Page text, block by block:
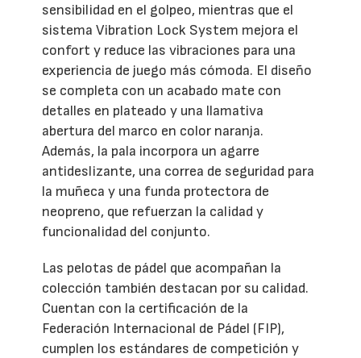
sensibilidad en el golpeo, mientras que el
sistema Vibration Lock System mejora el
confort y reduce las vibraciones para una
experiencia de juego más cómoda. El diseño
se completa con un acabado mate con
detalles en plateado y una llamativa
abertura del marco en color naranja.
Además, la pala incorpora un agarre
antideslizante, una correa de seguridad para
la muñeca y una funda protectora de
neopreno, que refuerzan la calidad y
funcionalidad del conjunto.
Las pelotas de pádel que acompañan la
colección también destacan por su calidad.
Cuentan con la certificación de la
Federación Internacional de Pádel (FIP),
cumplen los estándares de competición y